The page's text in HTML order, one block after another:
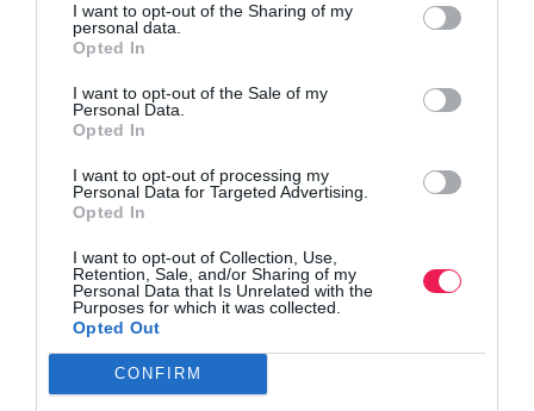
I want to opt-out of the Sharing of my
personal data.
Opted In
I want to opt-out of the Sale of my
Personal Data.
Opted In
I want to opt-out of processing my
Personal Data for Targeted Advertising.
Opted In
I want to opt-out of Collection, Use,
Retention, Sale, and/or Sharing of my
Personal Data that Is Unrelated with the
Purposes for which it was collected.
Opted Out
CONFIRM
δικό τους άνθρωπο, ελπίζουν για τη ζωή και τη συνέχεια
μία αλτρουιστική πράξη αγάπης. Τα όργανα ζουν 120
χρόνια. Γιατί να μη δώσουμε ζωή σε οκτώ ή και παραπάνω
ανθρώπους;».
“Η μαντινάδα του Σήφη
Όταν θα έρθει η στιγμή και πέθανα σας πούνε
Τα όργανά μου δώσετε ανθρώποι να σωθούνε